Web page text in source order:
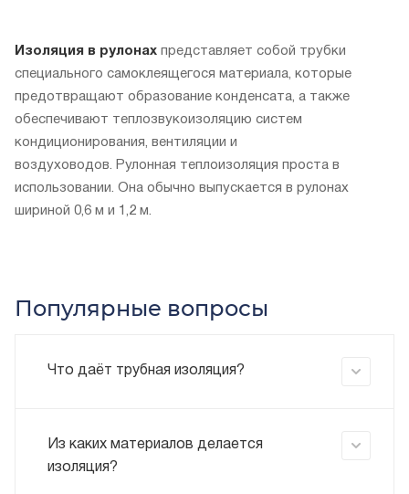
Изоляция в рулонах представляет собой трубки
специального самоклеящегося материала, которые
предотвращают образование конденсата, а также
обеспечивают теплозвукоизоляцию систем
кондиционирования, вентиляции и
воздуховодов. Рулонная теплоизоляция проста в
использовании. Она обычно выпускается в рулонах
шириной 0,6 м и 1,2 м.
Популярные вопросы
Что даёт трубная изоляция?
Из каких материалов делается
изоляция?